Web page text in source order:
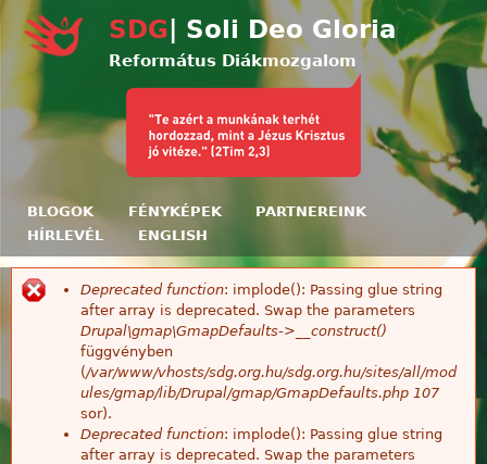
Ugrás a tartalomra
SDG | Soli Deo Gloria
Református Diákmozgalom
BLOGOK FÉNYKÉPEK
PARTNEREINK
HÍRLEVÉL
ENGLISH
Hibaüzenet
Deprecated function: implode(): Passing glue string
after array is deprecated. Swap the parameters
Drupal\gmap\GmapDefaults->__construct()
függvényben
(/var/www/vhosts/sdg.org.hu/sdg.org.hu/sites/all/mod
ules/gmap/lib/Drupal/gmap/GmapDefaults.php 107
sor).
Deprecated function: implode(): Passing glue string
after array is deprecated. Swap the parameters